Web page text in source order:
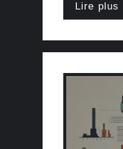
Lire plus